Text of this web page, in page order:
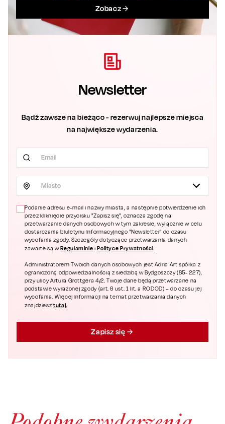
Zobacz
Newsletter
Bądź zawsze na bieżąco - rezerwuj najlepsze miejsca
na największe wydarzenia.
Miasto
Podanie adresu e-mail i nazwy miasta, a następnie potwierdzenie ich
przez kliknięcie przycisku "Zapisz się", oznacza zgodę na
przetwarzanie danych osobowych w tym zakresie, wyłącznie w celu
dostarczania biuletynu informacyjnego "Newsletter" do czasu
wycofania zgody. Szczegóły dotyczące przetwarzania danych
zawarte są wRegulaminie iPolityce Prywatności
Administratorem Twoich danych osobowych jest Adria Art spółka z
ograniczoną odpowiedzialnością z siedzibą w Bydgoszczy (85- 227),
przy ulicy Artura Grottgera 4/2. Twoje dane będą przetwarzane na
podstawie wyrażonej zgody (art. 6 ust. 1 lit. a RODOD) – do czasu jej
wycofania. Więcej informacji na temat przetwarzania danych
znajdziesztutaj.
Zapisz się